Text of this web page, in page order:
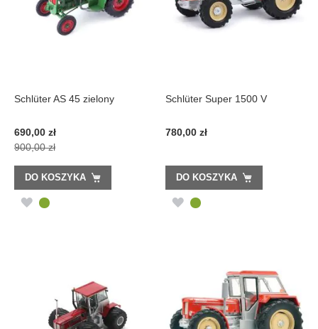
Schlüter AS 45 zielony
Cena
690,00 zł
900,00 zł
DO KOSZYKA
DODAJ
Schlüter Super 1500 V
780,00 zł
DO KOSZYKA
DODAJ
ŻYCZEŃ